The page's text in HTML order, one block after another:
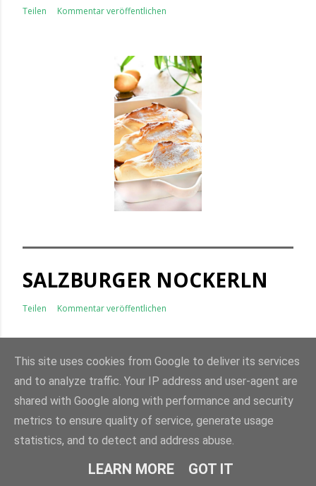
Teilen Kommentar veröffentlichen
SALZBURGER NOCKERLN
Teilen Kommentar veröffentlichen
This site uses cookies from Google to deliver its services
and to analyze traffic. Your IP address and user-agent are
shared with Google along with performance and security
metrics to ensure quality of service, generate usage
statistics, and to detect and address abuse.
LEARN MORE GOT IT